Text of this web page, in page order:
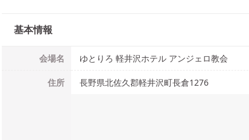
基本情報
会場名 ゆとりろ 軽井沢ホテル アンジェロ教会
住所 長野県北佐久郡軽井沢町長倉1276